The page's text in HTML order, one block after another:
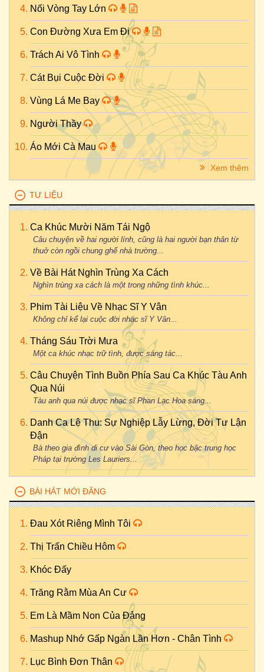
Nối Vòng Tay Lớn
Con Đường Xưa Em Đi
Trách Ai Vô Tình
Cát Bụi Cuộc Đời
Vùng Lá Me Bay
Người Thầy
Áo Mới Cà Mau
Xem thêm
TƯ LIỆU
Ca Khúc Mười Năm Tái Ngộ
Câu chuyện về hai người lính, cũng là hai người bạn thân từ
thuở còn ngồi chung ghế nhà trường...
Về Bài Hát Nghìn Trùng Xa Cách
Nghìn trùng xa cách là một trong những tình khúc...
Phim Tài Liệu Về Nhạc Sĩ Y Vân
Không chỉ kể lại cuộc đời nhạc sĩ Y Vân...
Tháng Sáu Trời Mưa
Một ca khúc nhạc trữ tình, được sáng tác...
Câu Chuyện Tình Buồn Phía Sau Ca Khúc Tàu Anh
Qua Núi
Tàu anh qua núi được nhạc sĩ Phan Lạc Hoa sáng...
Danh Ca Lệ Thu: Sự Nghiệp Lẫy Lừng, Đời Tư Lận
Đận
Bà theo gia đình di cư vào Sài Gòn, theo học bậc trung học
Pháp tại trường Les Lauriers...
BÀI HÁT MỚI ĐĂNG
Đau Xót Riêng Mình Tôi
Thị Trấn Chiều Hôm
Khóc Đấy
Trăng Rằm Mùa An Cư
Em Là Mầm Non Của Đảng
Mashup Nhớ Gấp Ngàn Lần Hơn - Chân Tình
Lục Bình Đơn Thân